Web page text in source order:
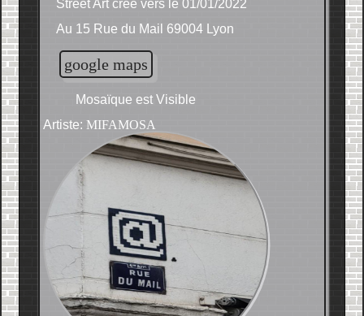
Street Art crée vers le 01/01/2022
Au 15 Rue du Mail 69004 Lyon
google maps
Mosaïque est Visible
Artiste:MIFAMOSA